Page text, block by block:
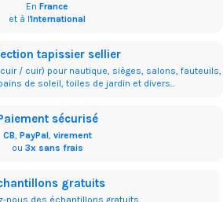
En France
et à l'International
tapissier sellier
/ cuir) pour nautique, sièges, salons, fauteuils,
de soleil, toiles de jardin et divers...
sécurisé
CB, PayPal, virement
ou 3x sans frais
gratuits
nous des échantillons gratuits